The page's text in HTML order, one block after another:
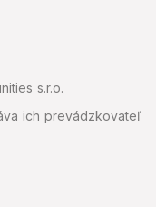
s.r.o.
ich prevádzkovateľ